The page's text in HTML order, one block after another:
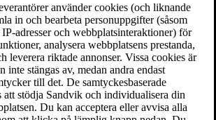
använder cookies (och liknande
in och bearbeta personuppgifter (såsom
adresser och webbplatsinteraktioner) för
analysera webbplatsens prestanda,
leverera riktade annonser. Vissa cookies är
inte stängas av, medan andra endast
till det. De samtyckesbaserade
att stödja Sandvik och individualisera din
Du kan acceptera eller avvisa alla